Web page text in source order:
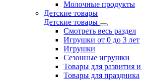
Молочные продукты
Детские товары
Детские товары
Смотреть весь раздел
Игрушки от 0 до 3 лет
Игрушки
Сезонные игрушки
Товары для развития и
Товары для праздника